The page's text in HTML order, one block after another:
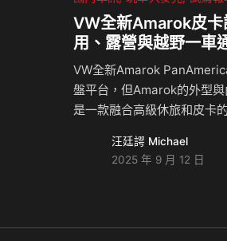
VW全新Amarok皮
用、露營與越野一車
VW全新Amarok
盤平台，但Amarok的外型
是一款融合高級休旅和皮卡
V6柴油渦輪引擎與十速手
大、扭力更是強悍，同時
地，實際測試俗稱的「阿嬤
汪廷諤 Michael
2025 年 9 月 12 日